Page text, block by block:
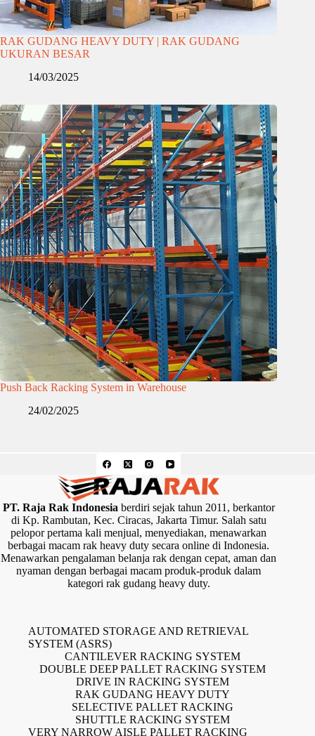
RAK GUDANG HEAVY DUTY | RAK GUDANG
UKURAN BESAR
14/03/2025
Push Back Racking System in Warehouse
24/02/2025
PT. Raja Rak Indonesiaberdiri sejak tahun 2011, berkantor
di Kp. Rambutan, Kec. Ciracas, Jakarta Timur. Salah satu
pelopor pertama kali menjual, menyediakan, menawarkan
berbagai macam rak heavy duty secara online di Indonesia.
Menawarkan pengalaman belanja rak dengan cepat, aman dan
nyaman dengan berbagai macam produk-produk dalam
kategori rak gudang heavy duty.
AUTOMATED STORAGE AND RETRIEVAL
SYSTEM (ASRS)
CANTILEVER RACKING SYSTEM
DOUBLE DEEP PALLET RACKING SYSTEM
DRIVE IN RACKING SYSTEM
RAK GUDANG HEAVY DUTY
SELECTIVE PALLET RACKING
SHUTTLE RACKING SYSTEM
VERY NARROW AISLE PALLET RACKING